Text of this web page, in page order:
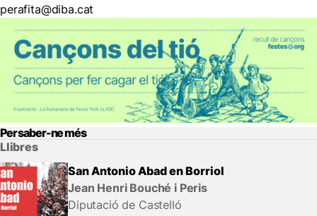
perafita@diba.cat
Per saber-ne més
Llibres
San Antonio Abad en Borriol
Jean Henri Bouché i Peris
Diputació de Castelló